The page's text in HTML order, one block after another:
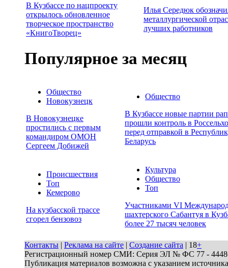
В Кузбассе по нацпроекту
открылось обновленное
творческое пространство
«КнигоТворец»
Илья Середюк
металлургической
лучших работников
Популярное за месяц
Общество
Новокузнецк
В Новокузнецке
простились с первым
командиром ОМОН
Сергеем Добижей
Общество
В Кузбассе новые партии
прошли контроль в
перед отправкой в
Беларусь
Происшествия
Топ
Кемерово
На кузбасской трассе
сгорел бензовоз
Культура
Общество
Топ
Участниками VI
шахтерского Сабантуя в
более 27 тысяч человек
Контакты | Реклама на сайте | Создание сайта | 18+
Регистрационный номер СМИ: Серия ЭЛ № ФС 77 - 44486
Публикация материалов возможна с указанием